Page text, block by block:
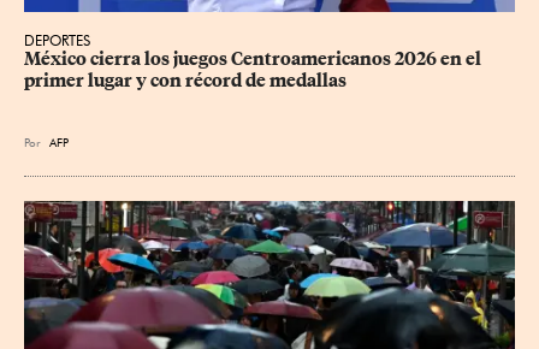
DEPORTES
México cierra los juegos Centroamericanos 2026 en el
primer lugar y con récord de medallas
Por AFP